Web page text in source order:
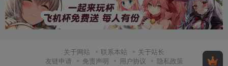
关于网站 联系本站
关于站长
友链申请
免责声明 用户协议 隐私政策